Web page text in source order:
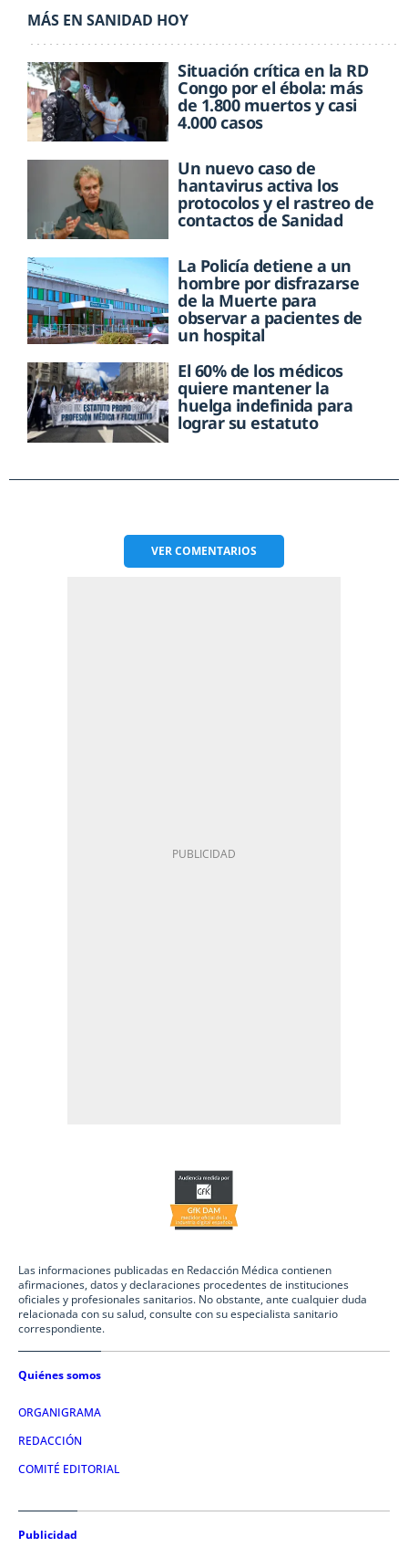
MÁS EN SANIDAD HOY
Situación crítica en la RD
Congo por el ébola: más
de 1.800 muertos y casi
4.000 casos
Un nuevo caso de
hantavirus activa los
protocolos y el rastreo de
contactos de Sanidad
La Policía detiene a un
hombre por disfrazarse
de la Muerte para
observar a pacientes de
un hospital
El 60% de los médicos
quiere mantener la
huelga indefinida para
lograr su estatuto
VERCOMENTARIOS
Las informaciones publicadas en Redacción Médica contienen
afirmaciones, datos y declaraciones procedentes de instituciones
oficiales y profesionales sanitarios. No obstante, ante cualquier duda
relacionada con su salud, consulte con su especialista sanitario
correspondiente.
Quiénes somos
ORGANIGRAMA
REDACCIÓN
COMITÉ EDITORIAL
Publicidad